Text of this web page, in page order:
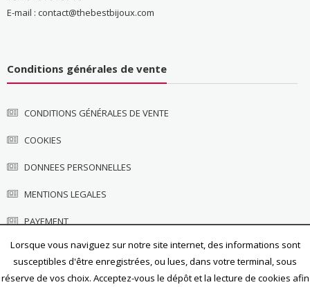
E-mail : contact@thebestbijoux.com
Conditions générales de vente
CONDITIONS GÉNÉRALES DE VENTE
COOKIES
DONNEES PERSONNELLES
MENTIONS LEGALES
PAYEMENT
Lorsque vous naviguez sur notre site internet, des informations sont
susceptibles d'être enregistrées, ou lues, dans votre terminal, sous
réserve de vos choix. Acceptez-vous le dépôt et la lecture de cookies afin